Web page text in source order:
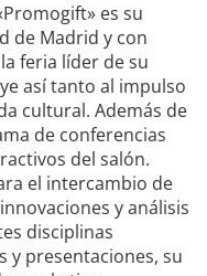
es su
de Madrid y con
feria líder de su
así tanto al impulso
cultural. Además de
de conferencias
del salón.
el intercambio de
y análisis
disciplinas
y presentaciones, su